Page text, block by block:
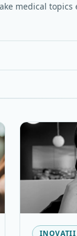
medical
INOVAȚII